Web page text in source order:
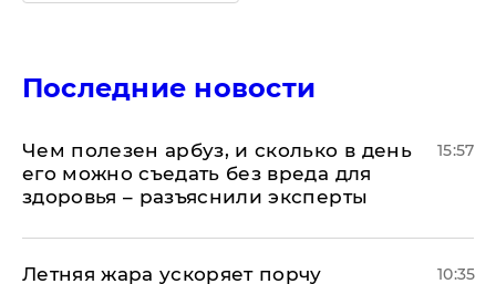
Последние новости
Чем полезен арбуз, и сколько в день
его можно съедать без вреда для
здоровья – разъяснили эксперты
15:57
Летняя жара ускоряет порчу 10:35